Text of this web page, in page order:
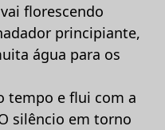
florescendo
principiante,
água para os
tempo e flui com a
silêncio em torno